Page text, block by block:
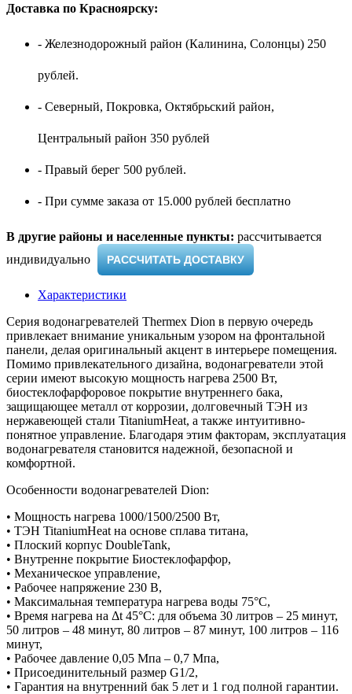
Доставка по Красноярску:
- Железнодорожный район (Калинина, Солонцы) 250
рублей.
- Северный, Покровка, Октябрьский район,
Центральный район 350 рублей
- Правый берег 500 рублей.
- При сумме заказа от 15.000 рублей бесплатно
В другие районы и населенные пункты: рассчитывается
индивидуально ​
РАССЧИТАТЬ ДОСТАВКУ
Характеристики
Серия водонагревателей Thermex Dion в первую очередь
привлекает внимание уникальным узором на фронтальной
панели, делая оригинальный акцент в интерьере помещения.
Помимо привлекательного дизайна, водонагреватели этой
серии имеют высокую мощность нагрева 2500 Вт,
биостеклофарфоровое покрытие внутреннего бака,
защищающее металл от коррозии, долговечный ТЭН из
нержавеющей стали TitaniumHeat, а также интуитивно-
понятное управление. Благодаря этим факторам, эксплуатация
водонагревателя становится надежной, безопасной и
комфортной.
Особенности водонагревателей Dion:
• Мощность нагрева 1000/1500/2500 Вт,
• ТЭН TitaniumHeat на основе сплава титана,
• Плоский корпус DoubleTank,
• Внутренне покрытие Биостеклофарфор,
• Механическое управление,
• Рабочее напряжение 230 В,
• Максимальная температура нагрева воды 75°С,
• Время нагрева на Δt 45°С: для объема 30 литров – 25 минут,
50 литров – 48 минут, 80 литров – 87 минут, 100 литров – 116
минут,
• Рабочее давление 0,05 Мпа – 0,7 Мпа,
• Присоединительный размер G1/2,
• Гарантия на внутренний бак 5 лет и 1 год полной гарантии.